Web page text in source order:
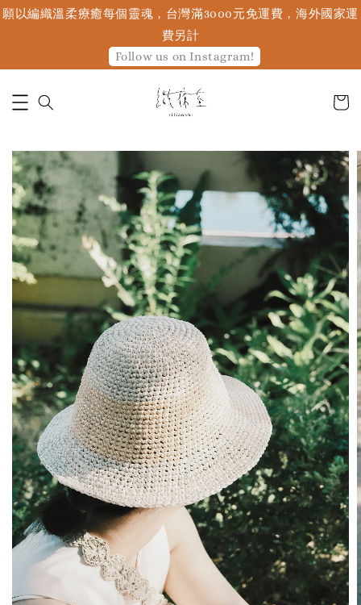
願以編織溫柔療癒每個靈魂，台灣滿3000元免運費，海外國家運
費另計
Follow us on Instagram!